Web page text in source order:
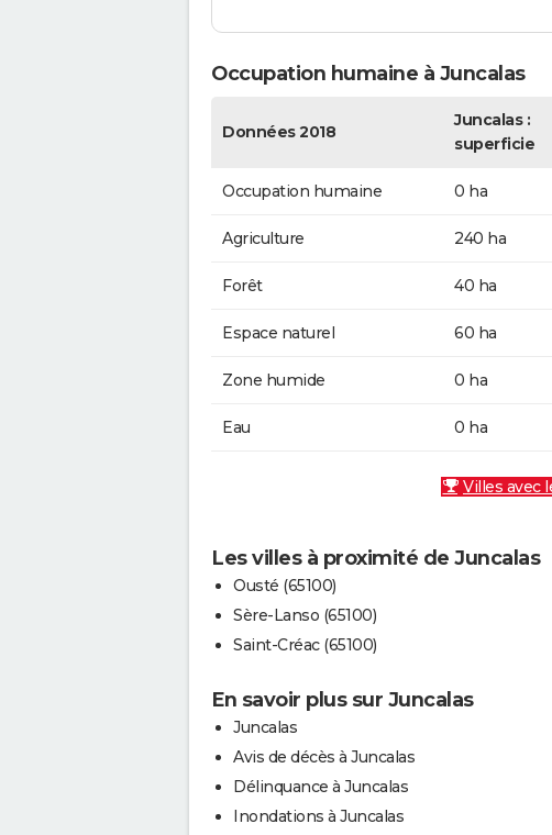
Occupation humaine à Juncalas
Données 2018
Juncalas :
superficie
Occupation humaine 0 ha
Agriculture 240 ha
Forêt 40 ha
Espace naturel 60 ha
Zone humide 0 ha
Eau 0 ha
Villes avec
Les villes à proximité de Juncalas
Ousté (65100)
Sère-Lanso (65100)
Saint-Créac (65100)
En savoir plus sur Juncalas
Juncalas
Avis de décès à Juncalas
Délinquance à Juncalas
Inondations à Juncalas